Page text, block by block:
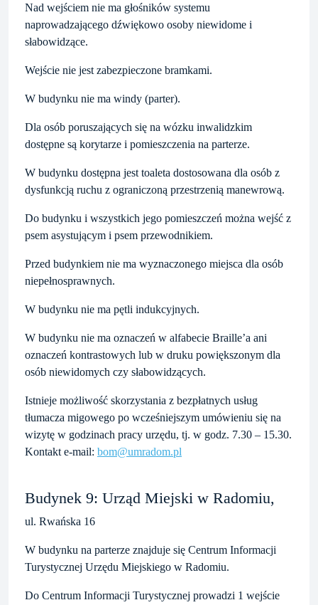
Nad wejściem nie ma głośników systemu
naprowadzającego dźwiękowo osoby niewidome i
słabowidzące.
Wejście nie jest zabezpieczone bramkami.
W budynku nie ma windy (parter).
Dla osób poruszających się na wózku inwalidzkim
dostępne są korytarze i pomieszczenia na parterze.
W budynku dostępna jest toaleta dostosowana dla osób z
dysfunkcją ruchu z ograniczoną przestrzenią manewrową.
Do budynku i wszystkich jego pomieszczeń można wejść z
psem asystującym i psem przewodnikiem.
Przed budynkiem nie ma wyznaczonego miejsca dla osób
niepełnosprawnych.
W budynku nie ma pętli indukcyjnych.
W budynku nie ma oznaczeń w alfabecie Braille’a ani
oznaczeń kontrastowych lub w druku powiększonym dla
osób niewidomych czy słabowidzących.
Istnieje możliwość skorzystania z bezpłatnych usług
tłumacza migowego po wcześniejszym umówieniu się na
wizytę w godzinach pracy urzędu, tj. w godz. 7.30 – 15.30.
Kontakt e-mail: bom@umradom.pl
Budynek 9: Urząd Miejski w Radomiu,
ul. Rwańska 16
W budynku na parterze znajduje się Centrum Informacji
Turystycznej Urzędu Miejskiego w Radomiu.
Do Centrum Informacji Turystycznej prowadzi 1 wejście